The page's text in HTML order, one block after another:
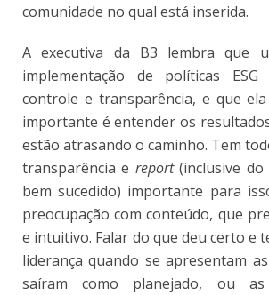
comunidade no qual está inserida.
A executiva da B3 lembra que
implementação de políticas
controle e transparência, e que
importante é entender os
estão atrasando o caminho. Tem
transparência e report(inclusive
bem sucedido) importante para
preocupação com conteúdo, que
e intuitivo. Falar do que deu certo e
liderança quando se apresentam
saíram como planejado, ou as